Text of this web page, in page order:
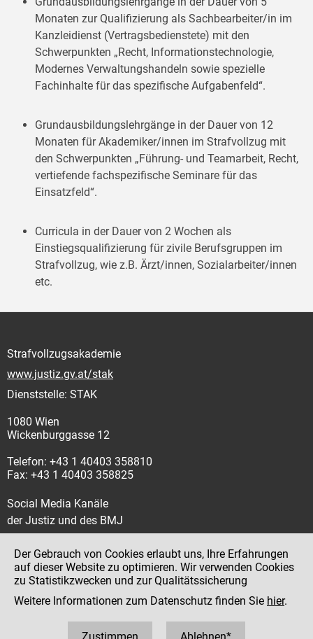
Monaten zur Qualifizierung als Sachbearbeiter/in im
Kanzleidienst (Vertragsbedienstete) mit den
Schwerpunkten „Recht, Informationstechnologie,
Modernes Verwaltungshandeln sowie spezielle
Fachinhalte für das spezifische Aufgabenfeld“.
Grundausbildungslehrgänge in der Dauer von 12
Monaten für Akademiker/innen im Strafvollzug mit
den Schwerpunkten „Führung- und Teamarbeit, Recht,
vertiefende fachspezifische Seminare für das
Einsatzfeld“.
Curricula in der Dauer von 2 Wochen als
Einstiegsqualifizierung für zivile Berufsgruppen im
Strafvollzug, wie z.B. Ärzt/innen, Sozialarbeiter/innen
etc.
Strafvollzugsakademie
www.justiz.gv.at/stak
Dienststelle: STAK
1080 Wien
Wickenburggasse 12
Telefon: +43 1 40403 358810
Fax: +43 1 40403 358825
Social Media Kanäle
der Justiz und des BMJ
Impressum
Datenschutz
Der Gebrauch von Cookies erlaubt uns, Ihre Erfahrungen
auf dieser Website zu optimieren. Wir verwenden Cookies
zu Statistikzwecken und zur Qualitätssicherung
Weitere Informationen zum Datenschutz finden Sie hier.